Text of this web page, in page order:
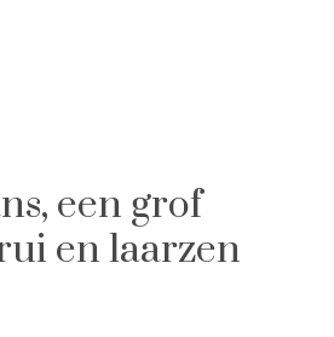
een grof
en laarzen